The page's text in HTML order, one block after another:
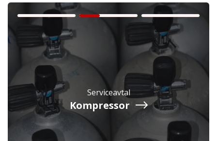
Företag Exkl. moms
Privatperson Inkl. moms
Serviceavtal
Kompressor